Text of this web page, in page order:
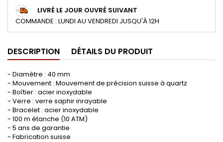
LIVRÉ LE JOUR OUVRÉ SUIVANT
COMMANDE : LUNDI AU VENDREDI JUSQU'À 12H
DESCRIPTION DÉTAILS DU PRODUIT
- Diamètre : 40 mm
- Mouvement : Mouvement de précision suisse à quartz
- Boîtier : acier inoxydable
- Verre : verre saphir inrayable
- Bracelet : acier inoxydable
- 100 m étanche (10 ATM)
- 5 ans de garantie
- Fabrication suisse